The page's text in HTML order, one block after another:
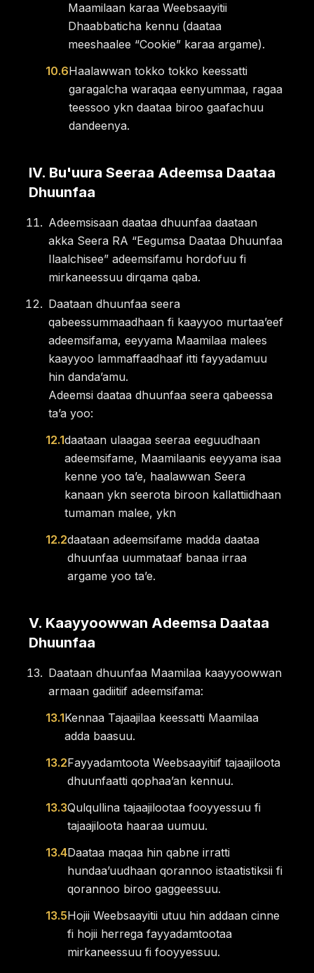
Maamilaan karaa Weebsaayitii
Dhaabbaticha kennu (daataa
meeshaalee “Cookie” karaa argame).
10.6Haalawwan tokko tokko keessatti
garagalcha waraqaa eenyummaa, ragaa
teessoo ykn daataa biroo gaafachuu
dandeenya.
IV. Bu'uura Seeraa Adeemsa Daataa
Dhuunfaa
Adeemsisaan daataa dhuunfaa daataan
akka Seera RA “Eegumsa Daataa Dhuunfaa
Ilaalchisee” adeemsifamu hordofuu fi
mirkaneessuu dirqama qaba.
Daataan dhuunfaa seera
qabeessummaadhaan fi kaayyoo murtaaʼeef
adeemsifama, eeyyama Maamilaa malees
kaayyoo lammaffaadhaaf itti fayyadamuu
hin dandaʼamu.
Adeemsi daataa dhuunfaa seera qabeessa
taʼa yoo:
12.1daataan ulaagaa seeraa eeguudhaan
adeemsifame, Maamilaanis eeyyama isaa
kenne yoo taʼe, haalawwan Seera
kanaan ykn seerota biroon kallattiidhaan
tumaman malee, ykn
12.2daataan adeemsifame madda daataa
dhuunfaa uummataaf banaa irraa
argame yoo taʼe.
V. Kaayyoowwan Adeemsa Daataa
Dhuunfaa
Daataan dhuunfaa Maamilaa kaayyoowwan
armaan gadiitiif adeemsifama:
13.1Kennaa Tajaajilaa keessatti Maamilaa
adda baasuu.
13.2Fayyadamtoota Weebsaayitiif tajaajiloota
dhuunfaatti qophaaʼan kennuu.
13.3Qulqullina tajaajilootaa fooyyessuu fi
tajaajiloota haaraa uumuu.
13.4Daataa maqaa hin qabne irratti
hundaaʼuudhaan qorannoo istaatistiksii fi
qorannoo biroo gaggeessuu.
13.5Hojii Weebsaayitii utuu hin addaan cinne
fi hojii herrega fayyadamtootaa
mirkaneessuu fi fooyyessuu.